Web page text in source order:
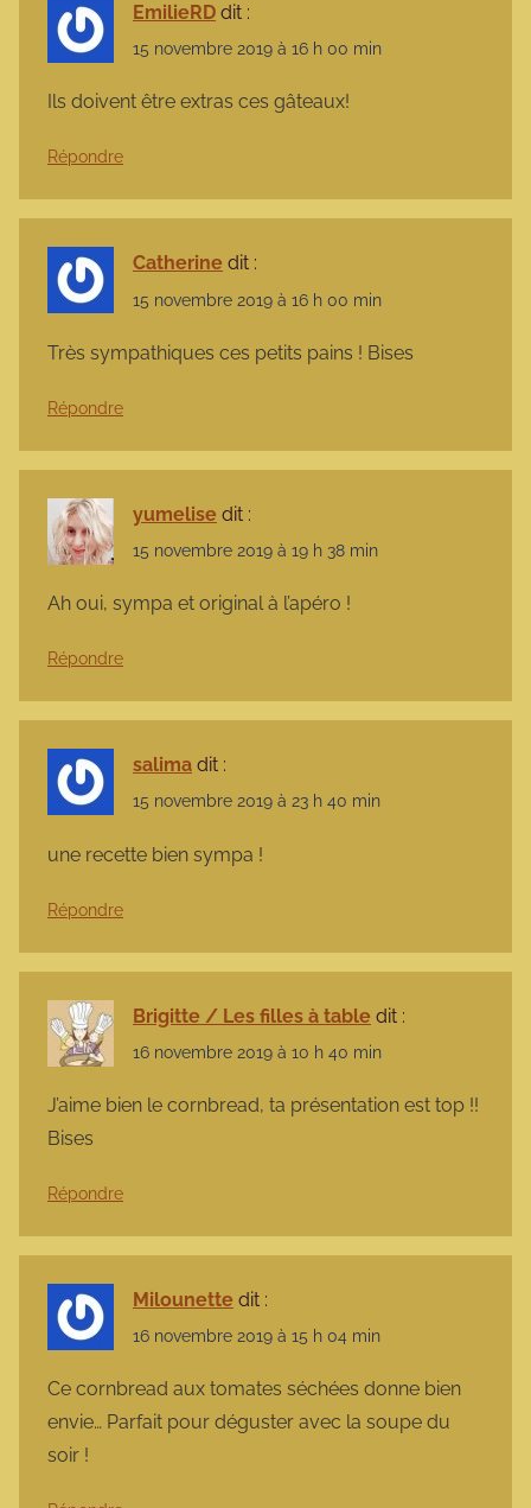
EmilieRD dit :
15 novembre 2019 à 16 h 00 min
Ils doivent être extras ces gâteaux!
Répondre
Catherine dit :
15 novembre 2019 à 16 h 00 min
Très sympathiques ces petits pains ! Bises
Répondre
yumelise dit :
15 novembre 2019 à 19 h 38 min
Ah oui, sympa et original à l’apéro !
Répondre
salima dit :
15 novembre 2019 à 23 h 40 min
une recette bien sympa !
Répondre
Brigitte / Les filles à table dit :
16 novembre 2019 à 10 h 40 min
J’aime bien le cornbread, ta présentation est top !!
Bises
Répondre
Milounette dit :
16 novembre 2019 à 15 h 04 min
Ce cornbread aux tomates séchées donne bien
envie… Parfait pour déguster avec la soupe du
soir !